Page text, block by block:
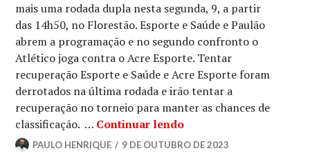
mais uma rodada dupla nesta segunda, 9, a partir
das 14h50, no Florestão. Esporte e Saúde e Paulão
abrem a programação e no segundo confronto o
Atlético joga contra o Acre Esporte. Tentar
recuperação Esporte e Saúde e Acre Esporte foram
derrotados na última rodada e irão tentar a
recuperação no torneio para manter as chances de
classificação. … Continuar lendo
PAULO HENRIQUE 9 DE OUTUBRO DE 2023